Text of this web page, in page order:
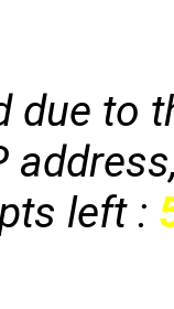
due to
left :